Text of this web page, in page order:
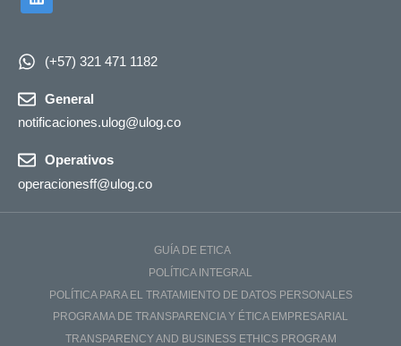
(+57) 321 471 1182
General
notificaciones.ulog@ulog.co
Operativos
operacionesff@ulog.co
GUÍA DE ETICA
POLÍTICA INTEGRAL
POLÍTICA PARA EL TRATAMIENTO DE DATOS PERSONALES
PROGRAMA DE TRANSPARENCIA Y ÉTICA EMPRESARIAL
TRANSPARENCY AND BUSINESS ETHICS PROGRAM